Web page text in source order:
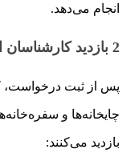
انجام می‌دهد.
2 بازدید کارشناسان
پس از ثبت درخواست،
چایخانه‌ها و
بازدید می‌کنند: